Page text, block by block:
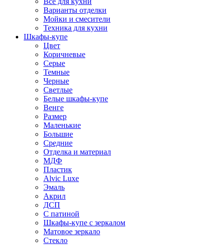
Варианты отделки
Мойки и смесители
Техника для кухни
Шкафы-купе
Цвет
Коричневые
Серые
Темные
Черные
Светлые
Белые шкафы-купе
Венге
Размер
Маленькие
Большие
Средние
Отделка и материал
МДФ
Пластик
Alvic Luxe
Эмаль
Акрил
ДСП
С патиной
Шкафы-купе с зеркалом
Матовое зеркало
Стекло